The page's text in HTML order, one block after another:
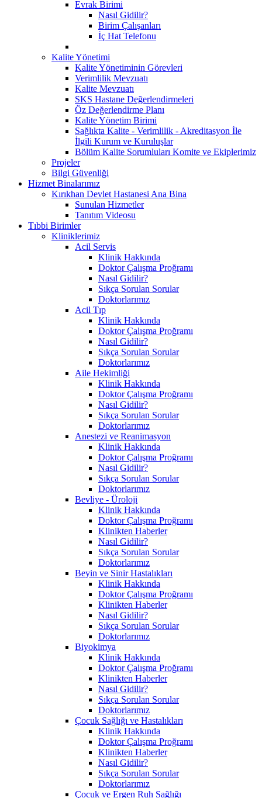
Evrak Birimi
Nasıl Gidilir?
Birim Çalışanları
İç Hat Telefonu
Kalite Yönetimi
Kalite Yönetiminin Görevleri
Verimlilik Mevzuatı
Kalite Mevzuatı
SKS Hastane Değerlendirmeleri
Öz Değerlendirme Planı
Kalite Yönetim Birimi
Sağlıkta Kalite - Verimlilik - Akreditasyon İle
İlgili Kurum ve Kuruluşlar
Bölüm Kalite Sorumluları Komite ve Ekiplerimiz
Projeler
Bilgi Güvenliği
Hizmet Binalarımız
Kırıkhan Devlet Hastanesi Ana Bina
Sunulan Hizmetler
Tanıtım Videosu
Tıbbi Birimler
Kliniklerimiz
Acil Servis
Klinik Hakkında
Doktor Çalışma Proğramı
Nasıl Gidilir?
Sıkça Sorulan Sorular
Doktorlarımız
Acil Tıp
Klinik Hakkında
Doktor Çalışma Proğramı
Nasıl Gidilir?
Sıkça Sorulan Sorular
Doktorlarımız
Aile Hekimliği
Klinik Hakkında
Doktor Çalışma Proğramı
Nasıl Gidilir?
Sıkça Sorulan Sorular
Doktorlarımız
Anestezi ve Reanimasyon
Klinik Hakkında
Doktor Çalışma Proğramı
Nasıl Gidilir?
Sıkça Sorulan Sorular
Doktorlarımız
Bevliye - Üroloji
Klinik Hakkında
Doktor Çalışma Proğramı
Klinikten Haberler
Nasıl Gidilir?
Sıkça Sorulan Sorular
Doktorlarımız
Beyin ve Sinir Hastalıkları
Klinik Hakkında
Doktor Çalışma Proğramı
Klinikten Haberler
Nasıl Gidilir?
Sıkça Sorulan Sorular
Doktorlarımız
Biyokimya
Klinik Hakkında
Doktor Çalışma Proğramı
Klinikten Haberler
Nasıl Gidilir?
Sıkça Sorulan Sorular
Doktorlarımız
Çocuk Sağlığı ve Hastalıkları
Klinik Hakkında
Doktor Çalışma Proğramı
Klinikten Haberler
Nasıl Gidilir?
Sıkça Sorulan Sorular
Doktorlarımız
Çocuk ve Ergen Ruh Sağlığı